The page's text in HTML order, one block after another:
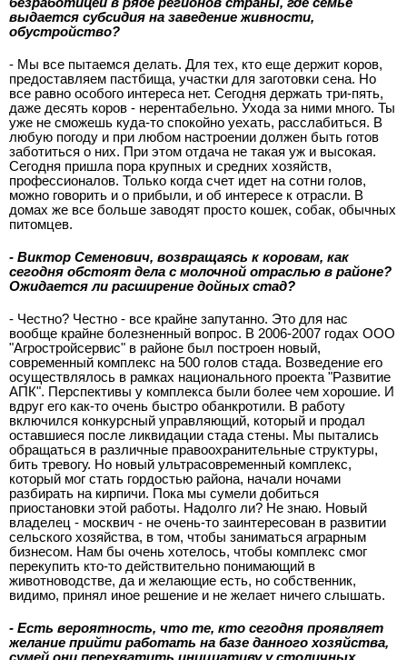
выдается субсидия на заведение живности,
обустройство?
- Мы все пытаемся делать. Для тех, кто еще держит коров,
предоставляем пастбища, участки для заготовки сена. Но
все равно особого интереса нет. Сегодня держать три-пять,
даже десять коров - нерентабельно. Ухода за ними много. Ты
уже не сможешь куда-то спокойно уехать, расслабиться. В
любую погоду и при любом настроении должен быть готов
заботиться о них. При этом отдача не такая уж и высокая.
Сегодня пришла пора крупных и средних хозяйств,
профессионалов. Только когда счет идет на сотни голов,
можно говорить и о прибыли, и об интересе к отрасли. В
домах же все больше заводят просто кошек, собак, обычных
питомцев.
- Виктор Семенович, возвращаясь к коровам, как
сегодня обстоят дела с молочной отраслью в районе?
Ожидается ли расширение дойных стад?
- Честно? Честно - все крайне запутанно. Это для нас
вообще крайне болезненный вопрос. В 2006-2007 годах ООО
"Агростройсервис" в районе был построен новый,
современный комплекс на 500 голов стада. Возведение его
осуществлялось в рамках национального проекта "Развитие
АПК". Перспективы у комплекса были более чем хорошие. И
вдруг его как-то очень быстро обанкротили. В работу
включился конкурсный управляющий, который и продал
оставшиеся после ликвидации стада стены. Мы пытались
обращаться в различные правоохранительные структуры,
бить тревогу. Но новый ультрасовременный комплекс,
который мог стать гордостью района, начали ночами
разбирать на кирпичи. Пока мы сумели добиться
приостановки этой работы. Надолго ли? Не знаю. Новый
владелец - москвич - не очень-то заинтересован в развитии
сельского хозяйства, в том, чтобы заниматься аграрным
бизнесом. Нам бы очень хотелось, чтобы комплекс смог
перекупить кто-то действительно понимающий в
животноводстве, да и желающие есть, но собственник,
видимо, принял иное решение и не желает ничего слышать.
- Есть вероятность, что те, кто сегодня проявляет
желание прийти работать на базе данного хозяйства,
сумей они перехватить инициативу у столичных